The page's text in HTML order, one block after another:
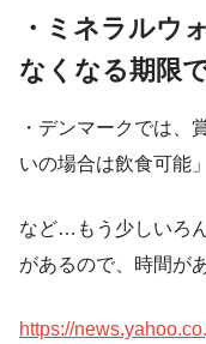
・ミネラルウ
なくなる期限
・デンマークでは、
いの場合は飲食可能
など…もう少しいろ
があるので、時間が
https://